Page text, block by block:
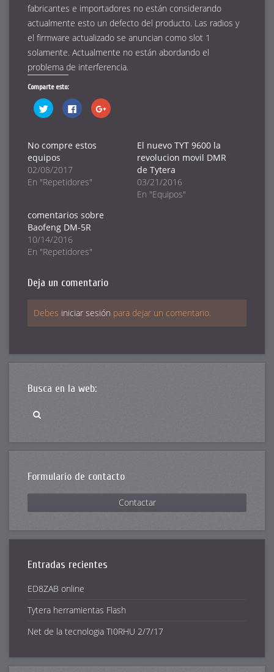
fabricantes e importadores no están considerando
actualmente esto un defecto del producto. Las radios y
el firmware actualizado se anuncian como slot 1
solamente. Actualmente no están abordando el
problema de interferencia.
Comparte esto:
Haz
clic
Twitter
(Se
abre
en
una
ventana
nueva)
Haz
clic
Facebook
(Se
ventana
nueva)
Haz
clic
No compre estos
equipos
02/08/2017
En "Repetidores"
El nuevo TYT 9600 la
revolucion movil DMR
de Tytera
03/21/2016
En "Equipos"
comentarios sobre
Baofeng DM-5R
10/14/2016
En "Repetidores"
Deja un comentario
Debes iniciar sesión para dejar un comentario.
Busca en la web:
Formulario de contacto
Contactar
Entradas recientes
ED8ZAB online
Tytera herramientas Flash
Net de la tecnologia TI0RHU 2/7/17